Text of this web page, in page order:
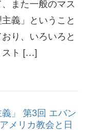
また一般のマス
義」ということ
り、いろいろと
スト […]
」 第3回 エバン
メリカ教会と日